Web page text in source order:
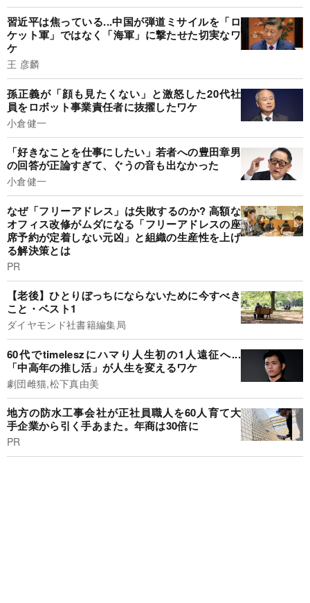
習近平は焦っている...中国が弾道ミサイルを「ロ
ケット軍」ではなく「海軍」に撃たせた切実なワ
ケ
王 彦麟
孫正義が「顔も見たくない」と激怒した20代社
員をロボット事業責任者に抜擢したワケ
小倉健一
「好きなことを仕事にしたい」若者への豊田章男
の回答が正論すぎて、ぐうの音も出なかった
小倉健一
なぜ「フリーアドレス」は失敗するのか? 高額な
オフィス改修がムダになる「フリーアドレスの座
席予約が定着しない元凶」と組織の生産性を上げ
る解決策とは
PR
【老後】ひとりぼっちにならないために今すべき
こと・ベスト1
ダイヤモンド社書籍編集局
60代でtimeleszにハマり人生初の1人遠征へ...
「中高年の推し活」が人生を変えるワケ
劇団雌猫,松下真由美
地方の防水工事会社が正社員職人を60人育て大
手企業から引く手あまた。年商は30倍に
PR